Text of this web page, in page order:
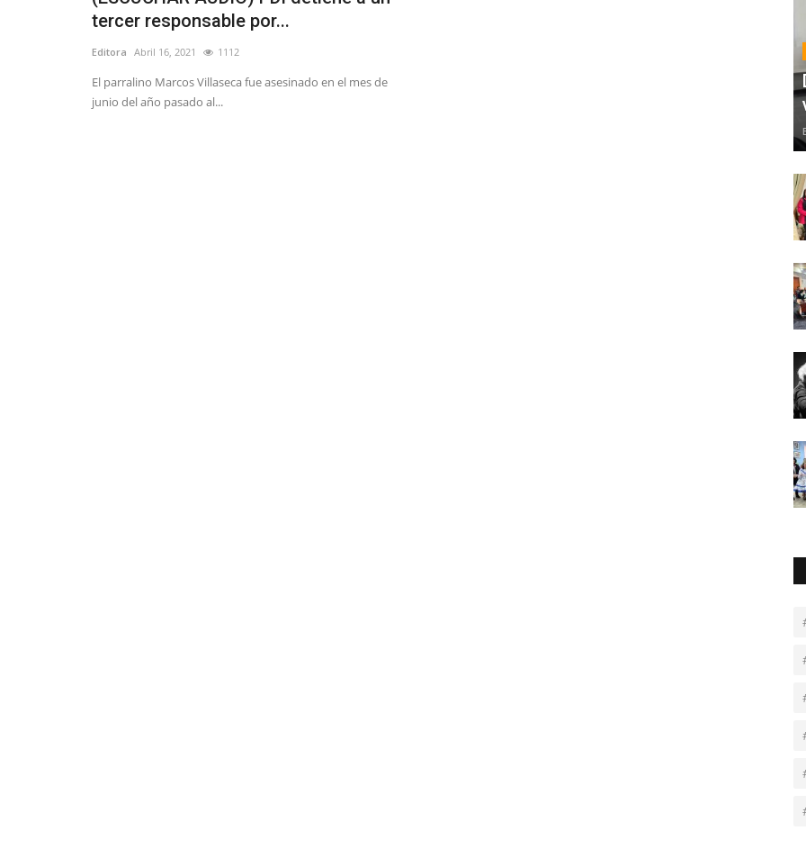
tercer responsable por...
Editora Abril 16, 2021 1112
El parralino Marcos Villaseca fue asesinado en el mes de
junio del año pasado al...